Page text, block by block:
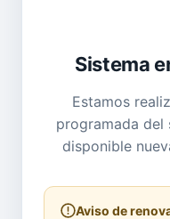
Sistema
Estamos
programada del
disponible
Aviso de